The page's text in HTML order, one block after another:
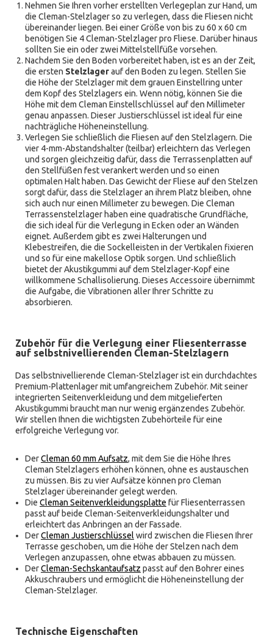
Nehmen Sie Ihren vorher erstellten Verlegeplan zur Hand, um
die Cleman-Stelzlager so zu verlegen, dass die Fliesen nicht
übereinander liegen. Bei einer Größe von bis zu 60 x 60 cm
benötigen Sie 4 Cleman-Stelzlager pro Fliese. Darüber hinaus
sollten Sie ein oder zwei Mittelstellfüße vorsehen.
Nachdem Sie den Boden vorbereitet haben, ist es an der Zeit,
die ersten Stelzlagerauf den Boden zu legen. Stellen Sie
die Höhe der Stelzlager mit dem grauen Einstellring unter
dem Kopf des Stelzlagers ein. Wenn nötig, können Sie die
Höhe mit dem Cleman Einstellschlüssel auf den Millimeter
genau anpassen. Dieser Justierschlüssel ist ideal für eine
nachträgliche Höheneinstellung.
Verlegen Sie schließlich die Fliesen auf den Stelzlagern. Die
vier 4-mm-Abstandshalter (teilbar) erleichtern das Verlegen
und sorgen gleichzeitig dafür, dass die Terrassenplatten auf
den Stellfüßen fest verankert werden und so einen
optimalen Halt haben. Das Gewicht der Fliese auf den Stelzen
sorgt dafür, dass die Stelzlager an ihrem Platz bleiben, ohne
sich auch nur einen Millimeter zu bewegen. Die Cleman
Terrassenstelzlager haben eine quadratische Grundfläche,
die sich ideal für die Verlegung in Ecken oder an Wänden
eignet. Außerdem gibt es zwei Halterungen und
Klebestreifen, die die Sockelleisten in der Vertikalen fixieren
und so für eine makellose Optik sorgen. Und schließlich
bietet der Akustikgummi auf dem Stelzlager-Kopf eine
willkommene Schallisolierung. Dieses Accessoire übernimmt
die Aufgabe, die Vibrationen aller Ihrer Schritte zu
absorbieren.
Zubehör für die Verlegung einer Fliesenterrasse
auf selbstnivellierenden Cleman-Stelzlagern
Das selbstnivellierende Cleman-Stelzlager ist ein durchdachtes
Premium-Plattenlager mit umfangreichem Zubehör. Mit seiner
integrierten Seitenverkleidung und dem mitgelieferten
Akustikgummi braucht man nur wenig ergänzendes Zubehör.
Wir stellen Ihnen die wichtigsten Zubehörteile für eine
erfolgreiche Verlegung vor.
DerCleman 60 mm Aufsatz, mit dem Sie die Höhe Ihres
Cleman Stelzlagers erhöhen können, ohne es austauschen
zu müssen. Bis zu vier Aufsätze können pro Cleman
Stelzlager übereinander gelegt werden.
Die Cleman Seitenverkleidungsplatte für Fliesenterrassen
passt auf beide Cleman-Seitenverkleidungshalter und
erleichtert das Anbringen an der Fassade.
DerCleman Justierschlüssel wird zwischen die Fliesen Ihrer
Terrasse geschoben, um die Höhe der Stelzen nach dem
Verlegen anzupassen, ohne etwas abbauen zu müssen.
DerCleman-Sechskantaufsatz passt auf den Bohrer eines
Akkuschraubers und ermöglicht die Höheneinstellung der
Cleman-Stelzlager.
Technische Eigenschaften